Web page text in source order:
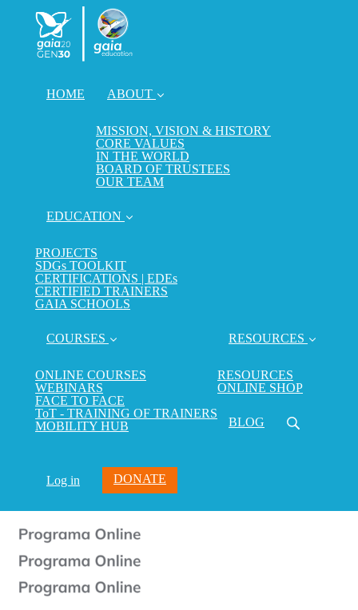
HOME ABOUT
MISSION, VISION & HISTORY
CORE VALUES
IN THE WORLD
BOARD OF TRUSTEES
OUR TEAM
EDUCATION
PROJECTS
SDGs TOOLKIT
CERTIFICATIONS | EDEs
CERTIFIED TRAINERS
GAIA SCHOOLS
COURSES
ONLINE COURSES
WEBINARS
FACE TO FACE
ToT - TRAINING OF TRAINERS
MOBILITY HUB
RESOURCES
RESOURCES
ONLINE SHOP
BLOG
Log in DONATE